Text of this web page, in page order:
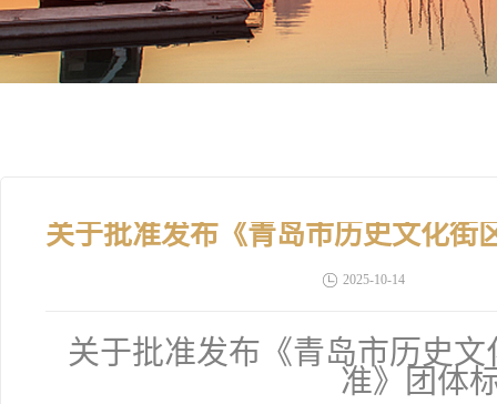
2025-10-14
关于批准发布《青岛市历史
准》团体